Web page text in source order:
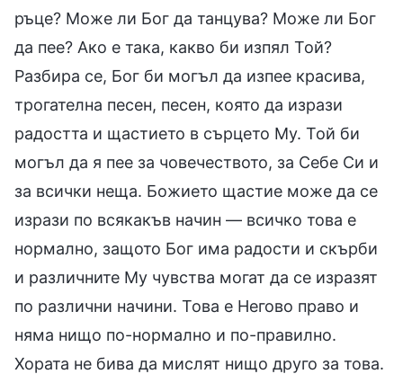
ръце? Може ли Бог да танцува? Може ли Бог
да пее? Ако е така, какво би изпял Той?
Разбира се, Бог би могъл да изпее красива,
трогателна песен, песен, която да изрази
радостта и щастието в сърцето Му. Той би
могъл да я пее за човечеството, за Себе Си и
за всички неща. Божието щастие може да се
изрази по всякакъв начин — всичко това е
нормално, защото Бог има радости и скърби
и различните Му чувства могат да се изразят
по различни начини. Това е Негово право и
няма нищо по-нормално и по-правилно.
Хората не бива да мислят нищо друго за това.